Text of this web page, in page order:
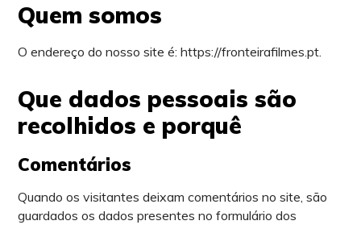
Quem somos
O endereço do nosso site é: https://fronteirafilmes.pt.
Que dados pessoais são
recolhidos e porquê
Comentários
Quando os visitantes deixam comentários no site, são
guardados os dados presentes no formulário dos